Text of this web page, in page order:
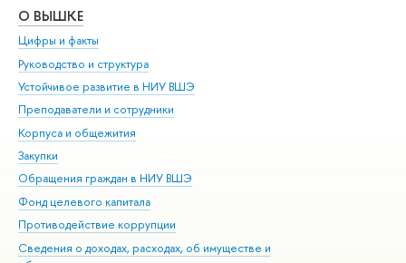
О ВЫШКЕ
Цифры и факты
Руководство и структура
Устойчивое развитие в НИУ ВШЭ
Преподаватели и сотрудники
Корпуса и общежития
Закупки
Обращения граждан в НИУ ВШЭ
Фонд целевого капитала
Противодействие коррупции
Сведения о доходах, расходах, об имуществе и